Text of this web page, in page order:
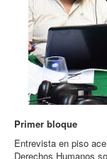
Primer bloque
Entrevista en piso
Derechos Humanos